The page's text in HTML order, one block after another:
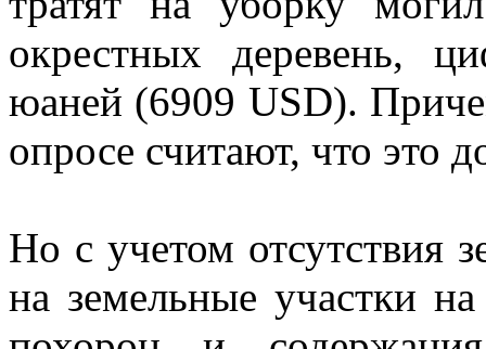
окрестных деревень,
юаней (6909 USD).
опросе считают, что это
Но с учетом отсутствия
на земельные участки